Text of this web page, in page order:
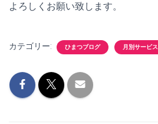
よろしくお願い致します。
カテゴリー: ひまつブログ 月別サービス